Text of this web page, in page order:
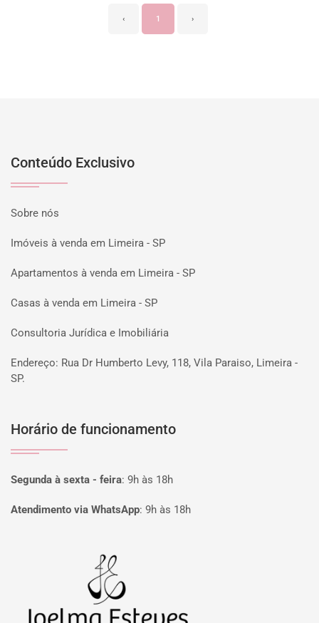
‹ 1 ›
Conteúdo Exclusivo
Sobre nós
Imóveis à venda em Limeira - SP
Apartamentos à venda em Limeira - SP
Casas à venda em Limeira - SP
Consultoria Jurídica e Imobiliária
Endereço: Rua Dr Humberto Levy, 118, Vila Paraiso, Limeira -
SP.
Horário de funcionamento
Segunda à sexta - feira: 9h às 18h
Atendimento via WhatsApp: 9h às 18h